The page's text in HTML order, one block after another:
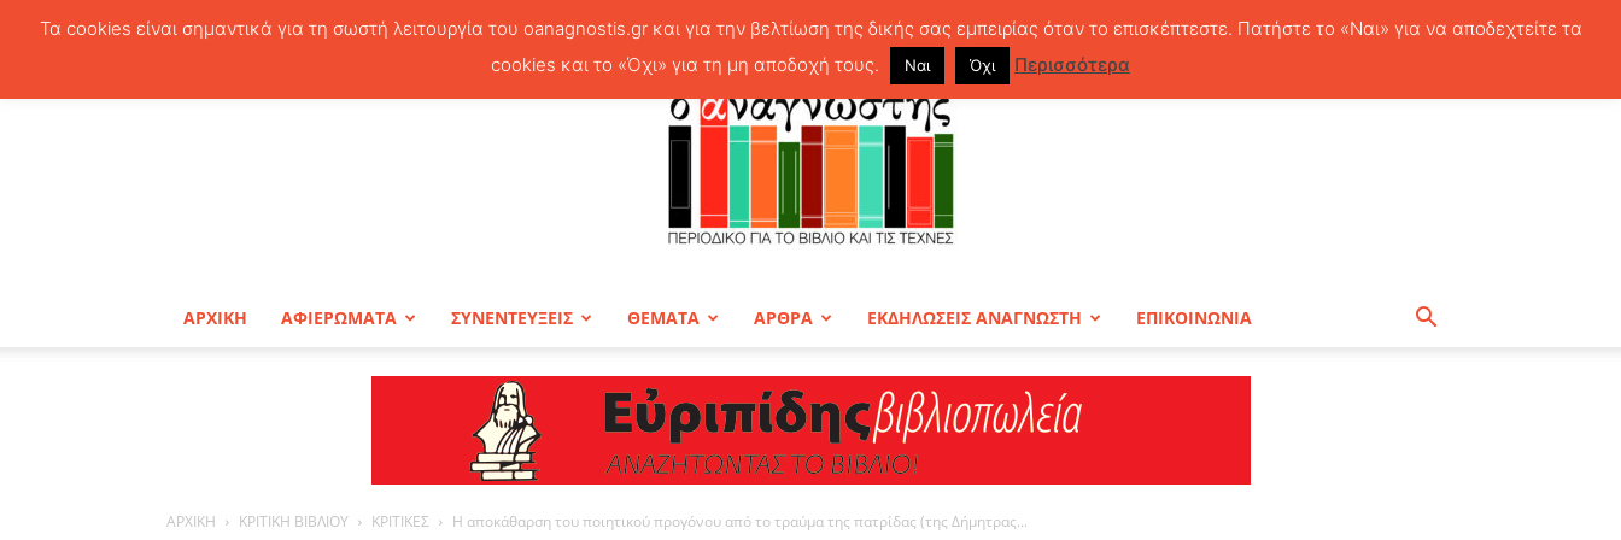
Σάββατο, 8 Αυγούστου, 2026
Ο
ΑΡΧΙΚΗ ΑΦΙΕΡΩΜΑΤΑ ΣΥΝΕΝΤΕΥΞΕΙΣ ΘΕΜΑΤΑ ΑΡΘΡΑ ΕΚΔΗΛΩΣΕΙΣ ΑΝΑΓΝΩΣΤΗ ΕΠΙΚΟΙΝΩΝΙΑ
ΑΡΧΙΚΗ ΚΡΙΤΙΚΗ ΒΙΒΛΙΟΥ ΚΡΙΤΙΚΕΣ Η αποκάθαρση του ποιητικού προγόνου από το τραύμα της πατρίδας (της Δήμητρας...
Τα cookies είναι σημαντικά για τη σωστή λειτουργία του oanagnostis.gr και για την βελτίωση της δικής σας εμπειρίας όταν το επισκέπτεστε. Πατήστε το «Ναι» για να αποδεχτείτε τα
cookies και το «Όχι» για τη μη αποδοχή τους.
Ναι Όχι Περισσότερα